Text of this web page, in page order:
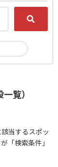
覧）
当するスポッ
「検索条件」